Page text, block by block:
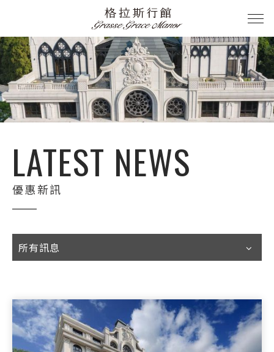
LATEST NEWS
優惠新訊
所有訊息